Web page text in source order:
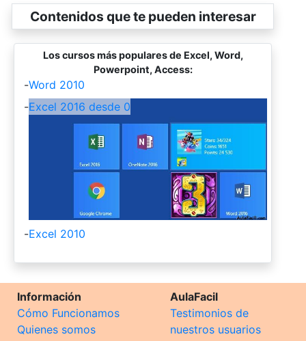
Contenidos que te pueden interesar
Los cursos más populares de Excel, Word,
Powerpoint, Access:
-Word 2010
-Excel 2016 desde 0
-Excel 2010
Información
Cómo Funcionamos
Quienes somos
AulaFacil
Testimonios de
nuestros usuarios